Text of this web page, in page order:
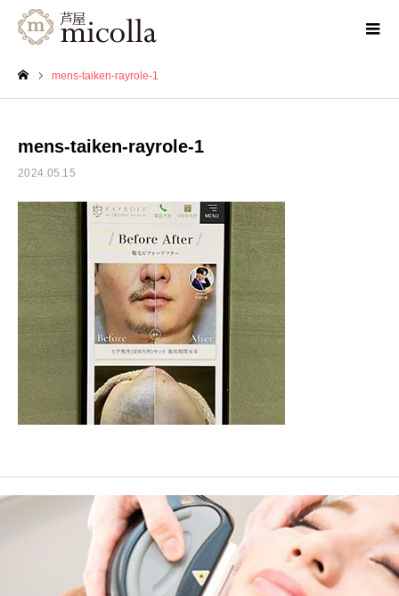
mens-taiken-rayrole-1
mens-taiken-rayrole-1
2024.05.15